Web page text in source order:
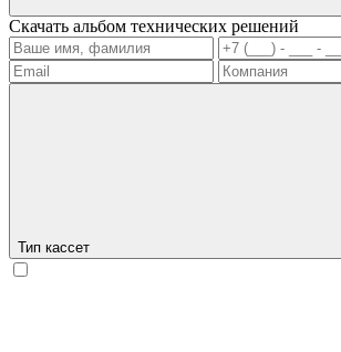
Скачать альбом технических решений
Тип кассет